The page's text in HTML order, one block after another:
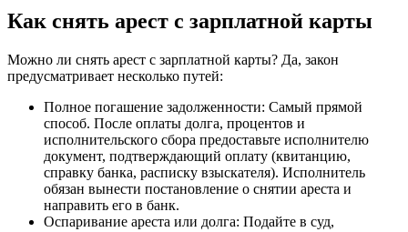
Как снять арест с зарплатной карты
Можно ли снять арест с зарплатной карты? Да, закон
предусматривает несколько путей:
Полное погашение задолженности: Самый прямой
способ. После оплаты долга, процентов и
исполнительского сбора предоставьте исполнителю
документ, подтверждающий оплату (квитанцию,
справку банка, расписку взыскателя). Исполнитель
обязан вынести постановление о снятии ареста и
направить его в банк.
Оспаривание ареста или долга: Подайте в суд,